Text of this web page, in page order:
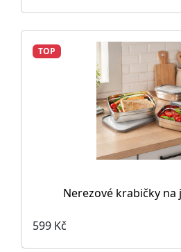
TOP
Nerezové krabičky na
599 Kč